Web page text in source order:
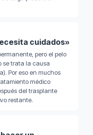
cuidados»
pero el pelo
se trata la causa
Por eso en muchos
médico
del trasplante
restante.